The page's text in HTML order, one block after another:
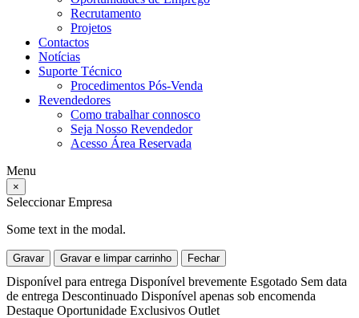
Recrutamento
Projetos
Contactos
Notícias
Suporte Técnico
Procedimentos Pós-Venda
Revendedores
Como trabalhar connosco
Seja Nosso Revendedor
Acesso Área Reservada
Menu
×
Seleccionar Empresa
Some text in the modal.
Gravar Gravar e limpar carrinho Fechar
Disponível para entrega Disponível brevemente Esgotado Sem data
de entrega Descontinuado Disponível apenas sob encomenda
Destaque Oportunidade Exclusivos Outlet